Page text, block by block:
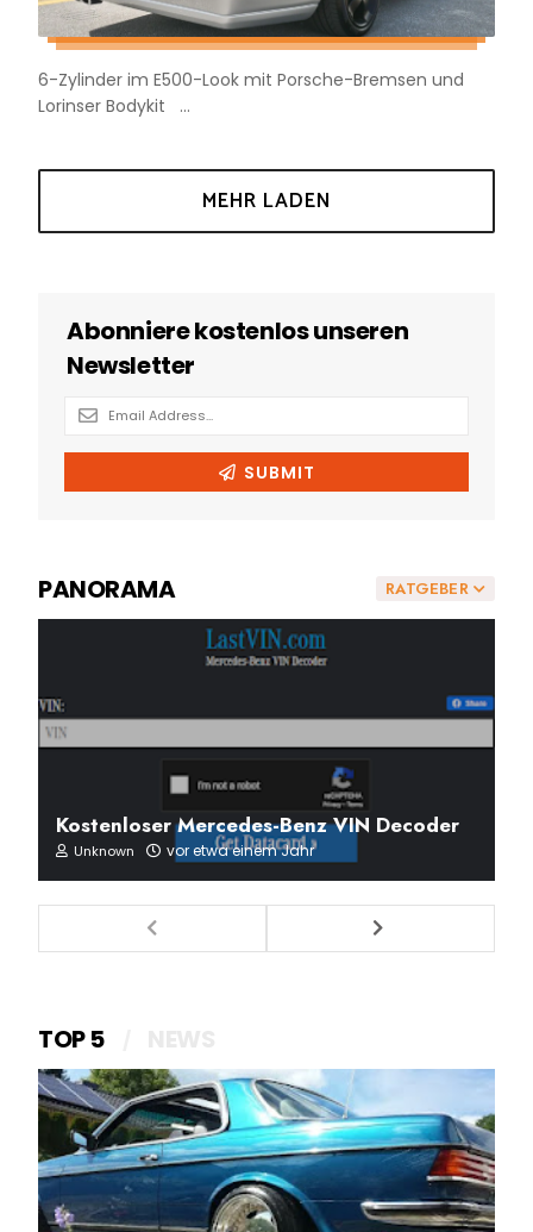
6-Zylinder im E500-Look mit Porsche-Bremsen und
Lorinser Bodykit ...
RATGEBER
PANORAMA
Kostenloser Mercedes-Benz VIN Decoder
Unknown vor etwa einem Jahr
TOP 5